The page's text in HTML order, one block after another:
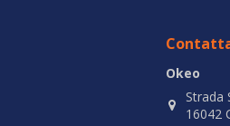
Okeo
Strada
16042